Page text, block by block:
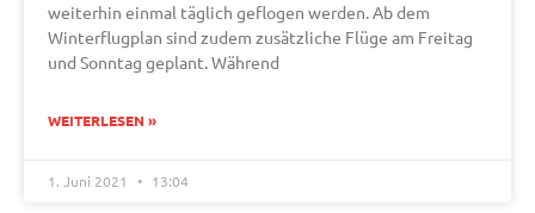
weiterhin einmal täglich geflogen werden. Ab dem
Winterflugplan sind zudem zusätzliche Flüge am Freitag
und Sonntag geplant. Während
WEITERLESEN »
1. Juni 2021 13:04